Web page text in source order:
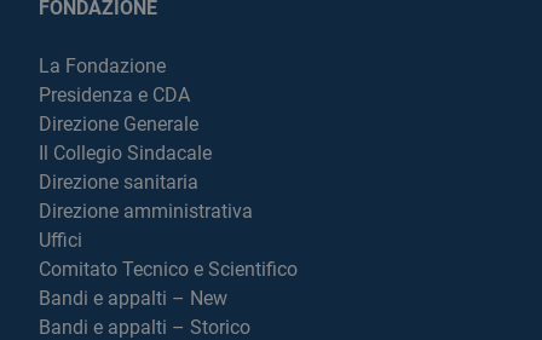
FONDAZIONE
La Fondazione
Presidenza e CDA
Direzione Generale
Il Collegio Sindacale
Direzione sanitaria
Direzione amministrativa
Uffici
Comitato Tecnico e Scientifico
Bandi e appalti – New
Bandi e appalti – Storico